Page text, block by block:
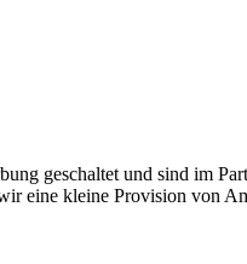
geschaltet und sind im
eine kleine Provision von